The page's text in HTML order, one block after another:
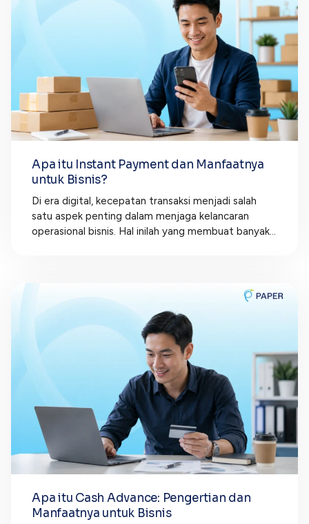
Apa itu Instant Payment dan Manfaatnya
untuk Bisnis?
Di era digital, kecepatan transaksi menjadi salah
satu aspek penting dalam menjaga kelancaran
operasional bisnis. Hal inilah yang membuat banyak...
Apa itu Cash Advance: Pengertian dan
Manfaatnya untuk Bisnis